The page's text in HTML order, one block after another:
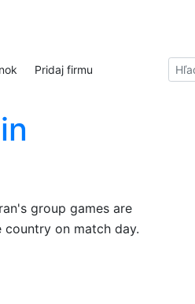
Pridaj firmu
group games are
on match day.